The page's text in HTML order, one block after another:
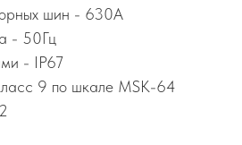
шин - 630А
- 50Гц
- IP67
9 по шкале MSK-64